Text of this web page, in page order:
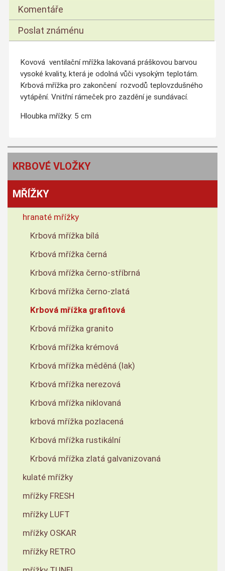
Komentáře
Poslat známénu
Kovová ventilační mřížka lakovaná práškovou barvou
vysoké kvality, která je odolná vůči vysokým teplotám.
Krbová mřížka pro zakončení rozvodů teplovzdušného
vytápění. Vnitřní rámeček pro zazdění je sundávací.
Hloubka mřížky: 5 cm
KRBOVÉ VLOŽKY
MŘÍŽKY
hranaté mřížky
Krbová mřížka bílá
Krbová mřížka černá
Krbová mřížka černo-stříbrná
Krbová mřížka černo-zlatá
Krbová mřížka grafitová
Krbová mřížka granito
Krbová mřížka krémová
Krbová mřížka měděná (lak)
Krbová mřížka nerezová
Krbová mřížka niklovaná
krbová mřížka pozlacená
Krbová mřížka rustikální
Krbová mřížka zlatá galvanizovaná
kulaté mřížky
mřížky FRESH
mřížky LUFT
mřížky OSKAR
mřížky RETRO